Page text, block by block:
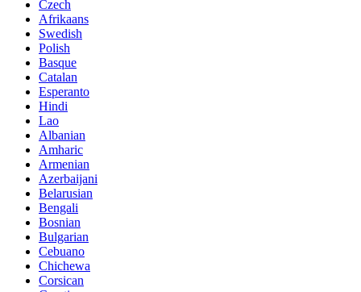
Czech
Afrikaans
Swedish
Polish
Basque
Catalan
Esperanto
Hindi
Lao
Albanian
Amharic
Armenian
Azerbaijani
Belarusian
Bengali
Bosnian
Bulgarian
Cebuano
Chichewa
Corsican